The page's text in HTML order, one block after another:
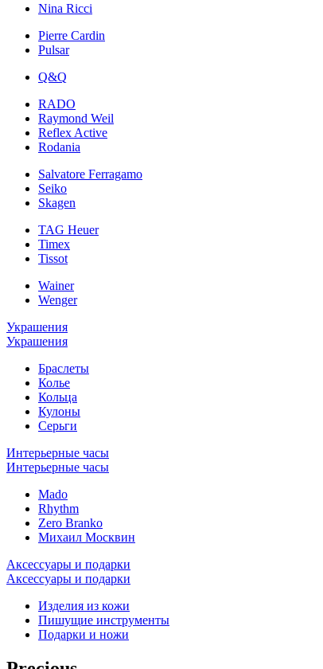
Nina Ricci
Pierre Cardin
Pulsar
Q&Q
RADO
Raymond Weil
Reflex Active
Rodania
Salvatore Ferragamo
Seiko
Skagen
TAG Heuer
Timex
Tissot
Wainer
Wenger
Украшения
Украшения
Браслеты
Колье
Кольца
Кулоны
Серьги
Интерьерные часы
Интерьерные часы
Mado
Rhythm
Zero Branko
Михаил Москвин
Аксессуары и подарки
Аксессуары и подарки
Изделия из кожи
Пишущие инструменты
Подарки и ножи